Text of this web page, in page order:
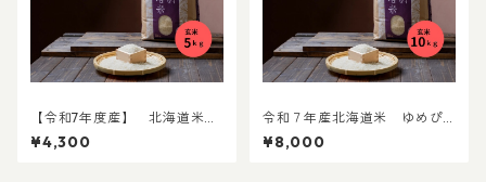
【令和7年度産】 北海道米
ゆきさやか（無化学肥料・除
草剤１回のみ使用） 玄米５
¥4,300
令和７年産北海道米 ゆめぴ
りか（特別栽培米） 玄米10
ｋｇ
¥8,000